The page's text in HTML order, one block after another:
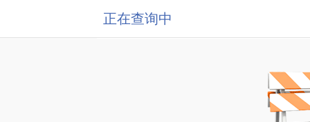
正在查询中